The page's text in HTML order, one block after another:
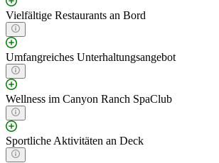
Vielfältige Restaurants an Bord
Umfangreiches Unterhaltungsangebot
Wellness im Canyon Ranch SpaClub
Sportliche Aktivitäten an Deck